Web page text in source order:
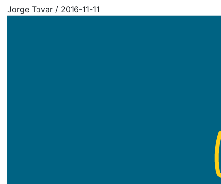
Jorge Tovar / 2016-11-11